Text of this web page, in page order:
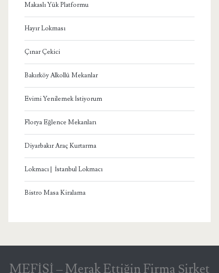
Makaslı Yük Platformu
Hayır Lokması
Çınar Çekici
Bakırköy Alkollü Mekanlar
Evimi Yenilemek İstiyorum
Florya Eğlence Mekanları
Diyarbakır Araç Kurtarma
Lokmacı | İstanbul Lokmacı
Bistro Masa Kiralama
MEFİSİ – Merak Ettiğin Firma Şirket